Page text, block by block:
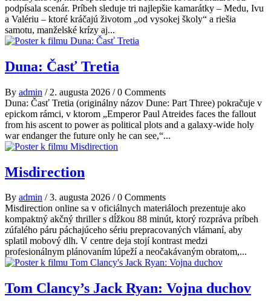
podpísala scenár. Príbeh sleduje tri najlepšie kamarátky – Medu, Ivu
a Valériu – ktoré kráčajú životom „od vysokej školy“ a riešia
samotu, manželské krízy aj...
Duna: Časť Tretia
By admin / 2. augusta 2026 /0 Comments
Duna: Časť Tretia (originálny názov Dune: Part Three) pokračuje v
epickom rámci, v ktorom „Emperor Paul Atreides faces the fallout
from his ascent to power as political plots and a galaxy-wide holy
war endanger the future only he can see,“...
Misdirection
By admin /3. augusta 2026 /0 Comments
Misdirection online sa v oficiálnych materiáloch prezentuje ako
kompaktný akčný thriller s dĺžkou 88 minút, ktorý rozpráva príbeh
zúfalého páru páchajúceho sériu prepracovaných vlámaní, aby
splatil mobový dlh. V centre deja stojí kontrast medzi
profesionálnym plánovaním lúpeží a neočakávaným obratom,...
Tom Clancy’s Jack Ryan: Vojna duchov